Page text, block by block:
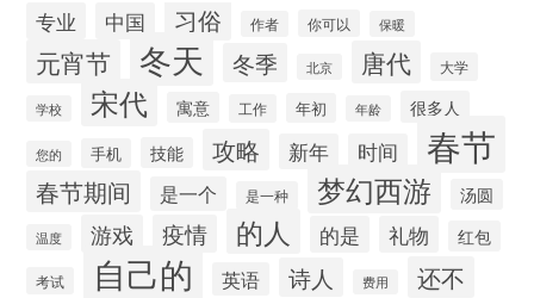
专业 中国 习俗 作者 你可以 保暖
元宵节 冬天 冬季 北京 唐代 大学
学校 宋代 寓意 工作 年初 年龄 很多人
您的 手机 技能 攻略 新年 时间 春节
春节期间 是一个 是一种 梦幻西游 汤圆
温度 游戏 疫情 的人 的是 礼物 红包
考试 自己的 英语 诗人 费用 还不